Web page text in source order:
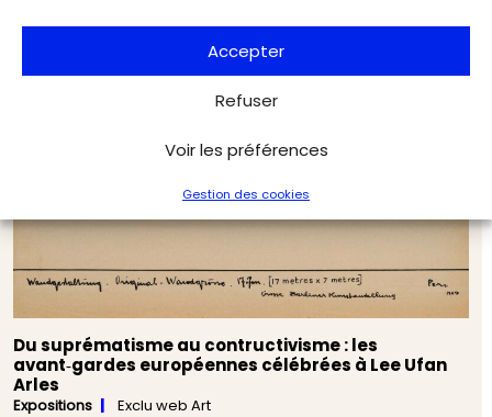
Accepter
Refuser
Voir les préférences
Gestion des cookies
Du suprématisme au contructivisme : les
avant‑gardes européennes célébrées à Lee Ufan
Arles
Expositions Exclu web Art